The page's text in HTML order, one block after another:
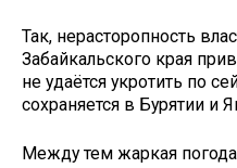
Так, нерасторопность
Забайкальского края
не удаётся укротить по
сохраняется в Бурятии и
Между тем жаркая